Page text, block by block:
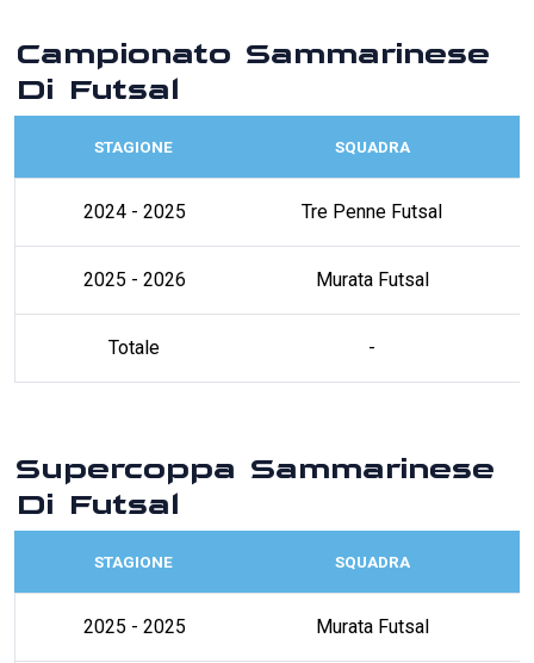
Campionato Sammarinese
Di Futsal
STAGIONE SQUADRA
2024 - 2025 Tre Penne Futsal
2025 - 2026 Murata Futsal
Totale -
Supercoppa Sammarinese
Di Futsal
STAGIONE SQUADRA
2025 - 2025 Murata Futsal